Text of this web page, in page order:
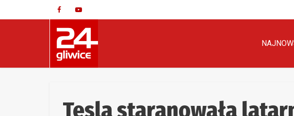
Tesla staranowała